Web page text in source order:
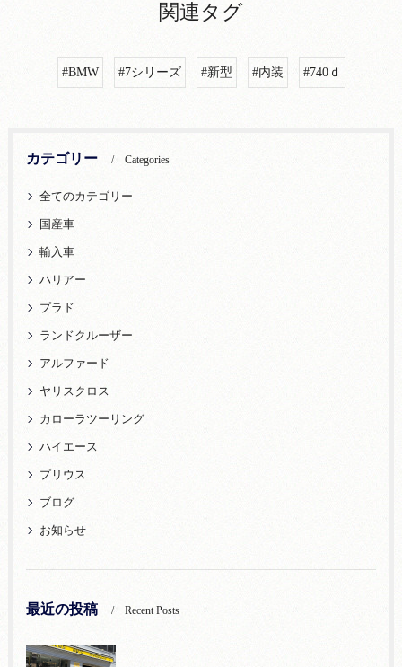
関連タグ
#BMW #7シリーズ #新型 #内装 #740ｄ
カテゴリー Categories
全てのカテゴリー
国産車
輸入車
ハリアー
プラド
ランドクルーザー
アルファード
ヤリスクロス
カローラツーリング
ハイエース
プリウス
ブログ
お知らせ
最近の投稿 Recent Posts